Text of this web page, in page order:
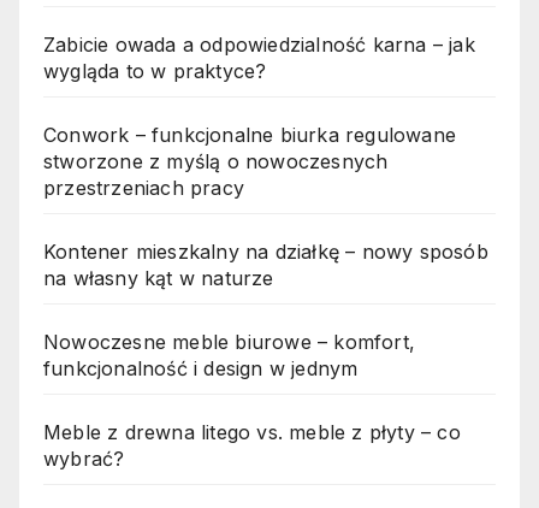
Zabicie owada a odpowiedzialność karna – jak
wygląda to w praktyce?
Conwork – funkcjonalne biurka regulowane
stworzone z myślą o nowoczesnych
przestrzeniach pracy
Kontener mieszkalny na działkę – nowy sposób
na własny kąt w naturze
Nowoczesne meble biurowe – komfort,
funkcjonalność i design w jednym
Meble z drewna litego vs. meble z płyty – co
wybrać?